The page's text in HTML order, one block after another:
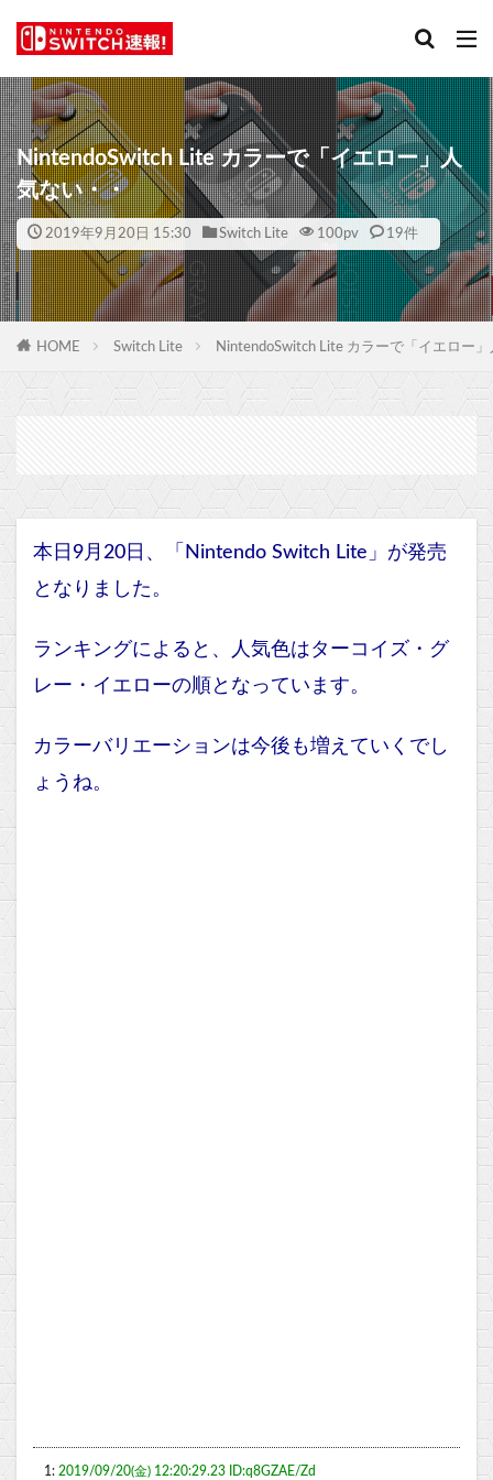
NintendoSwitch Lite カラーで「イエロー」人
気ない・・
2019年9月20日 15:30 Switch Lite 100pv 19件
HOME Switch Lite NintendoSwitch Lite カラーで「イエロー
本日9月20日、「Nintendo Switch Lite」が発売
となりました。
ランキングによると、人気色はターコイズ・グ
レー・イエローの順となっています。
カラーバリエーションは今後も増えていくでし
ょうね。
1: 2019/09/20(金) 12:20:29.23 ID:q8GZAE/Zd